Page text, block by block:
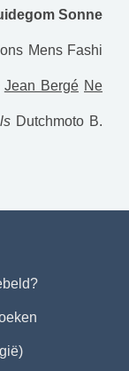
Sonne
Mens Fashi
Jean Bergé Ne
Dutchmoto B.